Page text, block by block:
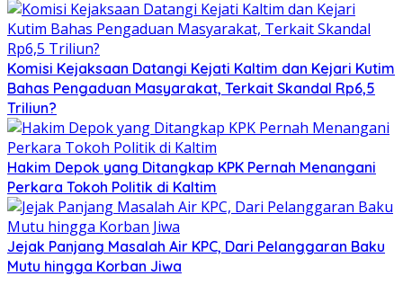
Komisi Kejaksaan Datangi Kejati Kaltim dan Kejari Kutim
Bahas Pengaduan Masyarakat, Terkait Skandal Rp6,5
Triliun?
Hakim Depok yang Ditangkap KPK Pernah Menangani
Perkara Tokoh Politik di Kaltim
Jejak Panjang Masalah Air KPC, Dari Pelanggaran Baku
Mutu hingga Korban Jiwa